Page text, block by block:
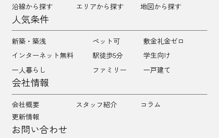
沿線から探す エリアから探す 地図から探す
人気条件
新築・築浅 ペット可
敷金礼金ゼロ
インターネット無料
駅徒歩5分
学生向け
一人暮らし
ファミリー 一戸建て
会社情報
会社概要 スタッフ紹介
コラム
更新情報
お問い合わせ